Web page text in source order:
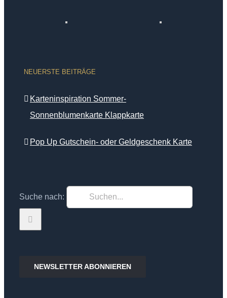
NEUERSTE BEITRÄGE
Karteninspiration Sommer-
Sonnenblumenkarte Klappkarte
Pop Up Gutschein- oder Geldgeschenk Karte
Suche nach:
NEWSLETTER ABONNIEREN